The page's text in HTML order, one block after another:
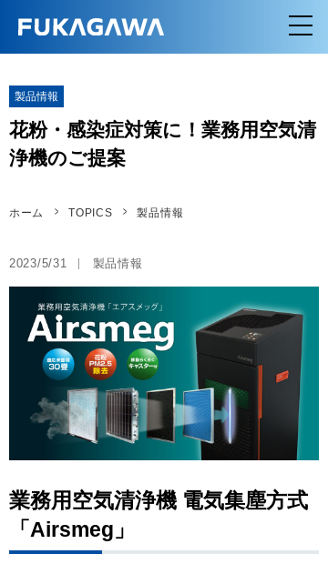
製品情報
花粉・感染症対策に！業務用空気清
浄機のご提案
ホーム TOPICS 製品情報
2023/5/31 製品情報
業務用空気清浄機 電気集塵方式
「Airsmeg」